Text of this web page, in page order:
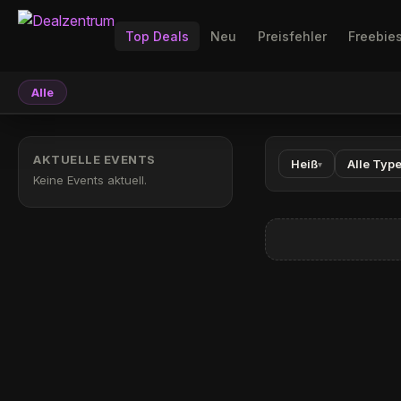
Top Deals Neu Preisfehler
Alle
AKTUELLE EVENTS
Keine Events aktuell.
Heiß▾ Alle